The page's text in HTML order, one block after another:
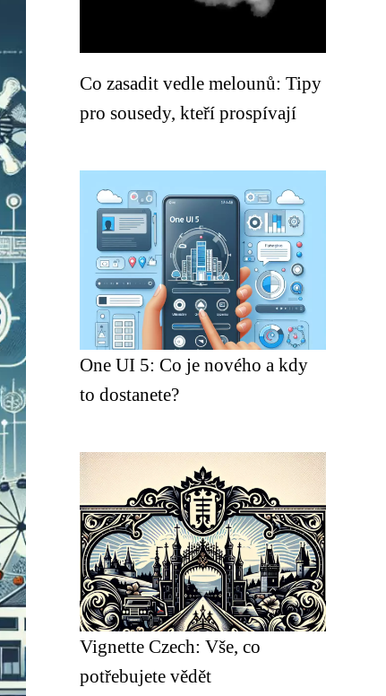
Co zasadit vedle melounů: Tipy
pro sousedy, kteří prospívají
One UI 5: Co je nového a kdy
to dostanete?
Vignette Czech: Vše, co
potřebujete vědět